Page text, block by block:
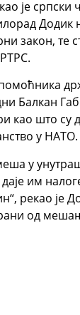
је српски
Додик
закон, те
Балкан
као што су
у НАТО.
у
им
рекао је
од